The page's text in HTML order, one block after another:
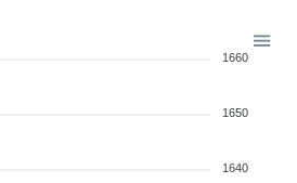
1660
1650
1640